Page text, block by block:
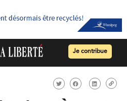
Je contribue